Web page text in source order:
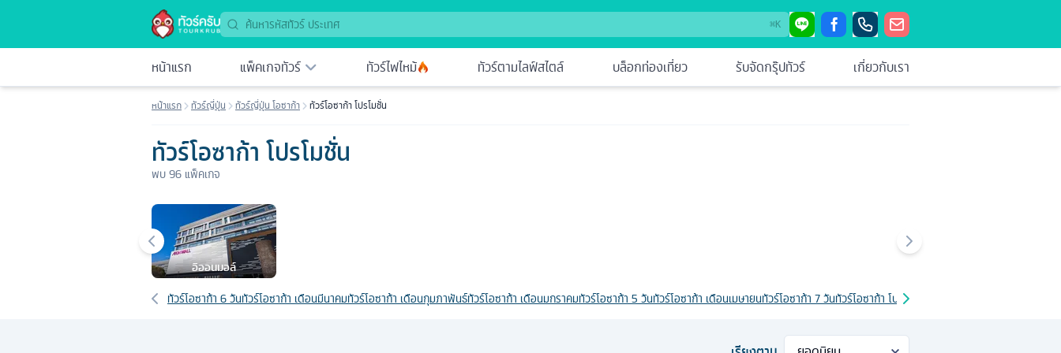
⌘K
หน้าแรก แพ็คเกจทัวร์ ทัวร์ไฟไหม้ ทัวร์ตามไลฟ์สไตล์ บล็อกท่องเที่ยว รับจัดกรุ๊ปทัวร์ เกี่ยวกับเรา
หน้าแรก ทัวร์ญี่ปุ่น ทัวร์ญี่ปุ่น โอซาก้า ทัวร์โอซาก้า โปรโมชั่น
ทัวร์โอซาก้า โปรโมชั่น
พบ96 แพ็คเกจ
เมืองยอดนิยม
อิออนมอล์
เส้นทางที่เกี่ยวข้อง
ทัวร์โอซาก้า 6 วันทัวร์โอซาก้า เดือนมีนาคมทัวร์โอซาก้า เดือนกุมภาพันธ์ทัวร์โอซาก้า เดือนมกราคมทัวร์โอซาก้า 5 วันทัวร์โอซาก้า เดือนเมษายนทัวร์โอซาก้า 7 วันทัวร์โอซาก้า โปรโมชั่น